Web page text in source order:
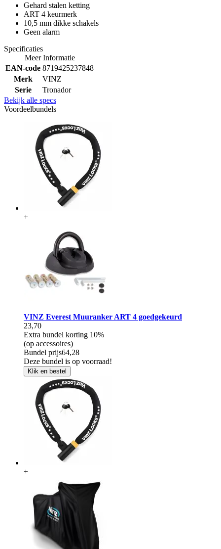
Gehard stalen ketting
ART 4 keurmerk
10,5 mm dikke schakels
Geen alarm
Specificaties
Meer Informatie
EAN-code 8719425237848
Merk
VINZ
Serie
Tronador
Bekijk alle specs
Voordeelbundels
+
VINZ Everest Muuranker ART 4 goedgekeurd
23,70
Extra bundel korting 10%
(op accessoires)
Bundel prijs64,28
Deze bundel is op voorraad!
Klik en bestel
+